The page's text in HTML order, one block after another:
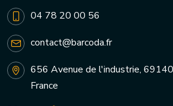
04 78 20 00 56
contact@barcoda.fr
656 Avenue de l'industrie,
France